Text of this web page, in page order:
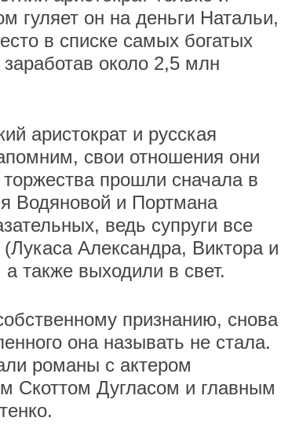
гуляет он на деньги Натальи,
в списке самых богатых
около 2,5 млн
аристократ и русская
свои отношения они
прошли сначала в
Водяновой и Портмана
ведь супруги все
Александра, Виктора и
также выходили в свет.
признанию, снова
она называть не стала.
романы с актером
Скоттом Дугласом и главным